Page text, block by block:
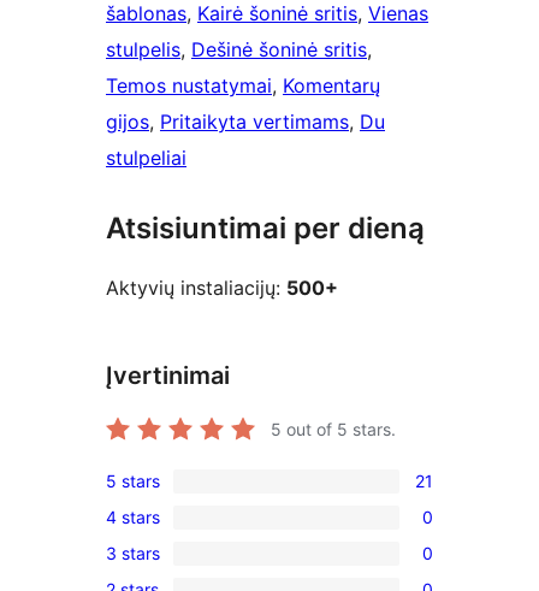
šablonas, Kairė šoninė sritis, Vienas
stulpelis, Dešinė šoninė sritis
Temos nustatymai, Komentarų
gijos, Pritaikyta vertimams, Du
stulpeliai
Atsisiuntimai per dieną
Aktyvių instaliacijų: 500+
Įvertinimai
5 out of 5 stars.
21
5-
star
5 stars 21
0
4-
4 stars 0
0
3 stars
0